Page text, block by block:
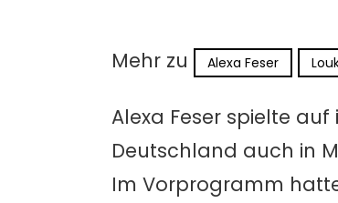
Mehr zu Alexa Feser
Alexa Feser spielte
Deutschland auch in
Im Vorprogramm